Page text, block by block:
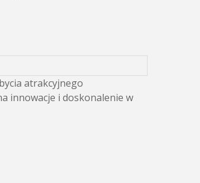
atrakcyjnego
innowacje i doskonalenie w